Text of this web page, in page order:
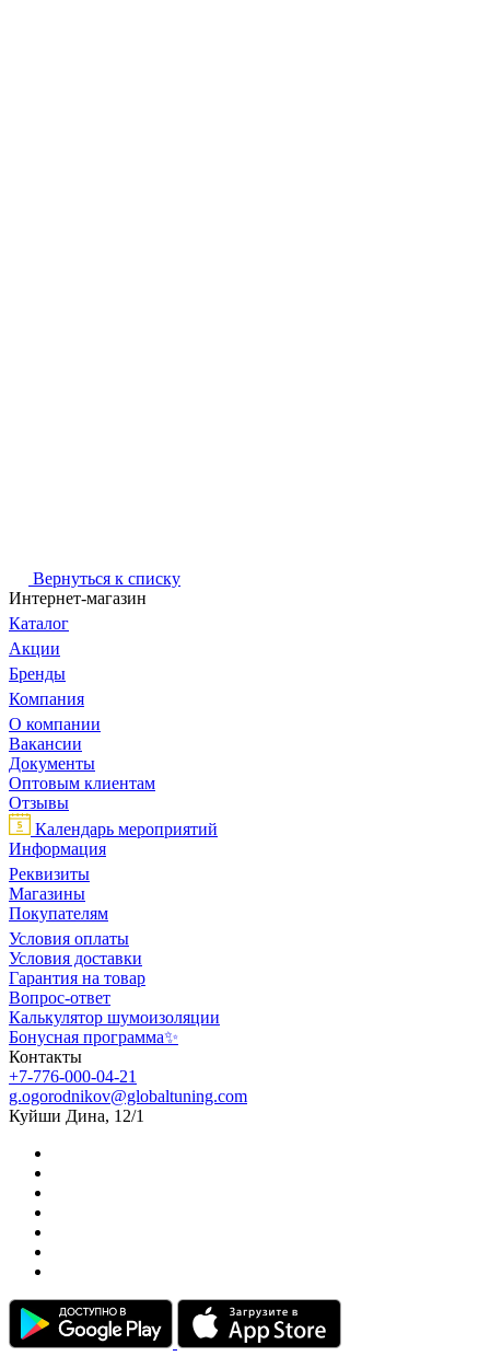
Вернуться к списку
Интернет-магазин
Каталог
Акции
Бренды
Компания
О компании
Вакансии
Документы
Оптовым клиентам
Отзывы
Календарь мероприятий
Информация
Реквизиты
Магазины
Покупателям
Условия оплаты
Условия доставки
Гарантия на товар
Вопрос-ответ
Калькулятор шумоизоляции
Бонусная программа✨
Контакты
+7-776-000-04-21
g.ogorodnikov@globaltuning.com
Куйши Дина, 12/1